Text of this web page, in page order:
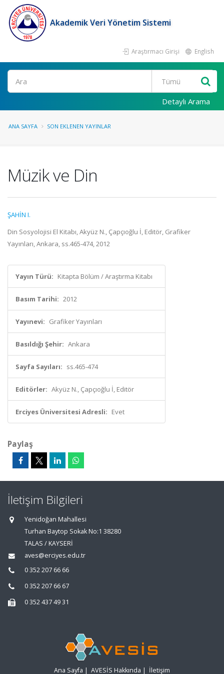
Akademik Veri Yönetim Sistemi
Araştırmacı Girişi English
Ara
Detaylı Arama
ANA SAYFA SON EKLENEN YAYINLAR
Müzik ve Din
ŞAHİN I.
Din Sosyolojisi El Kitabı, Akyüz N., Çapçıoğlu İ, Editör, Grafiker
Yayınları, Ankara, ss.465-474, 2012
Yayın Türü: Kitapta Bölüm / Araştırma Kitabı
Basım Tarihi: 2012
Yayınevi: Grafiker Yayınları
Basıldığı Şehir: Ankara
Sayfa Sayıları: ss.465-474
Editörler: Akyüz N., Çapçıoğlu İ, Editör
Erciyes Üniversitesi Adresli: Evet
Paylaş
İletişim Bilgileri
Yenidoğan Mahallesi
Turhan Baytop Sokak No:1 38280
TALAS / KAYSERİ
aves@erciyes.edu.tr
0 352 207 66 66
0 352 207 66 67
0 352 437 49 31
Ana Sayfa | AVESİS Hakkında | İletişim